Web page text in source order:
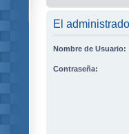
El
Nombre de Usuario:
Contraseña: